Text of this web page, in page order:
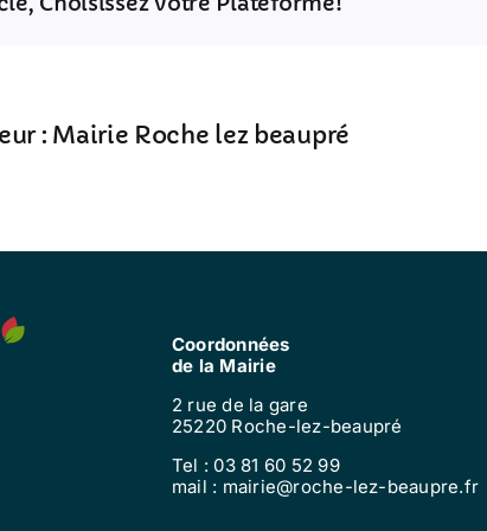
: Mairie Roche lez beaupré
Coordonnées
de la Mairie
2 rue de la gare
25220 Roche-lez-beaupré
Tel : 03 81 60 52 99
mail : mairie@roche-lez-beaupre.fr